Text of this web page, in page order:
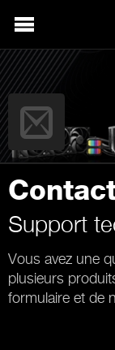
Support
Vous avez une
plusieurs
formulaire et de